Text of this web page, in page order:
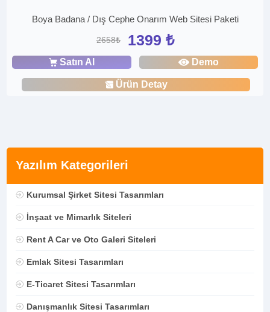
Yazılım Kategorileri
Kurumsal Şirket Sitesi Tasarımları
İnşaat ve Mimarlık Siteleri
Rent A Car ve Oto Galeri Siteleri
Emlak Sitesi Tasarımları
E-Ticaret Sitesi Tasarımları
Danışmanlık Sitesi Tasarımları
Boya Badana / Dış Cephe Onarım Web Sitesi Paketi
2658₺ 1399 ₺
Satın Al Demo
Ürün Detay